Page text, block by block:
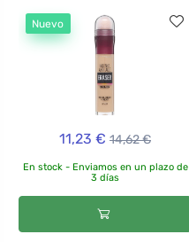
Nuevo
11,23 € 14,62 €
En stock - Enviamos en un plazo de
3 días